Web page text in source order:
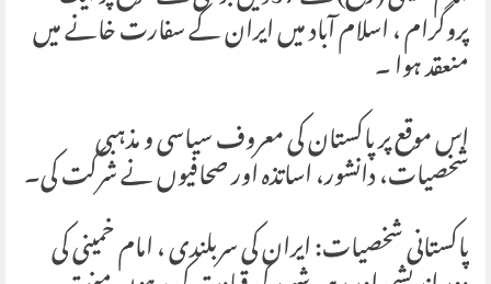
پروگرام ، اسلام آباد میں ایران کے سفارت خانے میں
منعقد ہوا ۔
اس موقع پر پاکستان کی معروف سیاسی و مذہبی
شخصیات، دانشور، اساتذہ اور صحافیوں نے شرکت کی۔
پاکستانی شخصیات: ایران کی سربلندی ، امام خمینی کی